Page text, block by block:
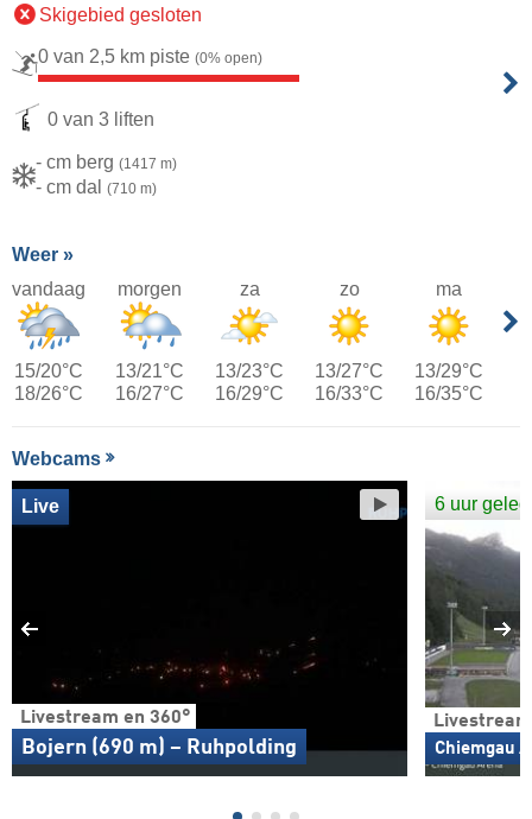
Skigebied gesloten
0 van 2,5 km piste (0% open)
0 van 3 liften
- cm berg (1417 m)
- cm dal (710 m)
Weer »
vandaag
15/20°C
18/26°C
morgen
13/21°C
16/27°C
za
13/23°C
16/29°C
zo
13/27°C
16/33°C
ma
13/29°C
16/35°C
Webcams
Livestream en 360°
Bojern (690 m) – Ruhpolding
Live
Chiemgau
6 uur